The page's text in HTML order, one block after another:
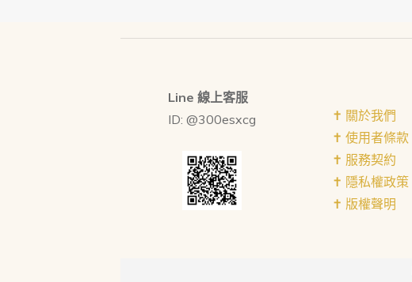
Line 線上客服
ID: @300esxcg
✝︎ 關於我們
✝︎ 使用者條款
✝︎ 服務契約
✝︎ 隱私權政策
✝︎ 版權聲明